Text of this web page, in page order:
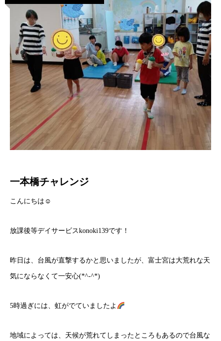
一本橋チャレンジ
こんにちは☺
放課後等デイサービスkonoki139です！
昨日は、台風が直撃するかと思いましたが、富士宮は大荒れな天
気にならなくて一安心(*^-^*)
5時過ぎには、虹がでていましたよ
地域によっては、天候が荒れてしまったところもあるので台風な